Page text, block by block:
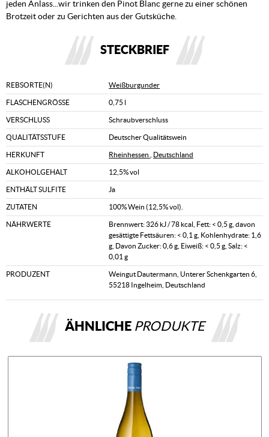
jeden Anlass...wir trinken den Pinot Blanc gerne zu einer schönen
Brotzeit oder zu Gerichten aus der Gutsküche.
STECKBRIEF
REBSORTE(N) Weißburgunder
FLASCHENGRÖSSE 0,75 l
VERSCHLUSS Schraubverschluss
QUALITÄTSSTUFE Deutscher Qualitätswein
HERKUNFT Rheinhessen Deutschland
ALKOHOLGEHALT 12,5% vol
ENTHÄLT SULFITE Ja
ZUTATEN 100% Wein (12,5% vol).
NÄHRWERTE
Brennwert: 326 kJ / 78 kcal, Fett: < 0,5 g, davon
gesättigte Fettsäuren: < 0,1 g, Kohlenhydrate: 1,6
g, Davon Zucker: 0,6 g, Eiweiß: < 0,5 g, Salz: <
0,01 g
PRODUZENT
Weingut Dautermann, Unterer Schenkgarten 6,
55218 Ingelheim, Deutschland
ÄHNLICHE PRODUKTE